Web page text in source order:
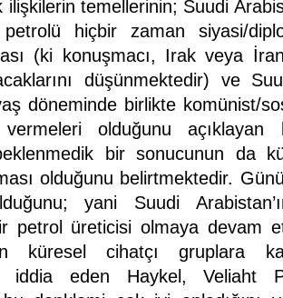
ilişkilerin temellerinin; Suudi
petrolü hiçbir zaman siyasi/
(ki konuşmacı, Irak veya
düşünmektedir) ve
döneminde birlikte komünist/
vermeleri olduğunu açıklayan
bir sonucunun da
olduğunu belirtmektedir.
yani Suudi
petrol üreticisi olmaya devam
küresel cihatçı gruplara
iddia eden Haykel, Veliaht